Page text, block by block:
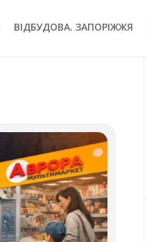
ВІДБУДОВА. ЗАПОРІЖЖЯ